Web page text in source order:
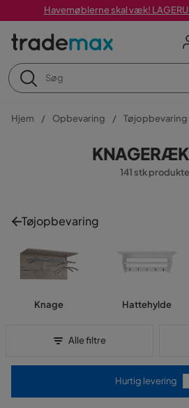
Havemøblerne skal væk!
Hjem Opbevaring Tøjopbevaring
141 stk
Tøjopbevaring
Knage Hattehylde
Alle filtre
Hurtig levering